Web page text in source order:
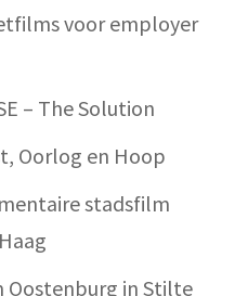
voor employer
– The Solution
Oorlog en Hoop
stadsfilm
Oostenburg in Stilte